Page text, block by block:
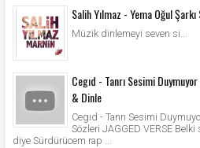
Salih Yılmaz - Yema Oğul
Müzik dinlemeyi seven si...
Cegıd - Tanrı Sesimi
& Dinle
Cegıd - Tanrı Sesimi
Sözleri JAGGED VERSE
diye Sürdürücem rap ...